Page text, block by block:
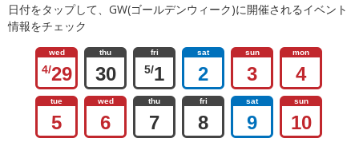
日付をタップして、GW(ゴールデンウィーク)に開催されるイベント
情報をチェック
wed
4/29
thu
30
fri
5/1
sat
2
sun
3
mon
4
tue
5
wed
6
thu
7
fri
8
sat
9
sun
10